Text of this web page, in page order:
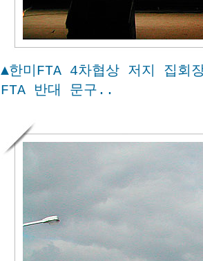
▲한미FTA 4차협상 저지 집회
FTA 반대 문구..